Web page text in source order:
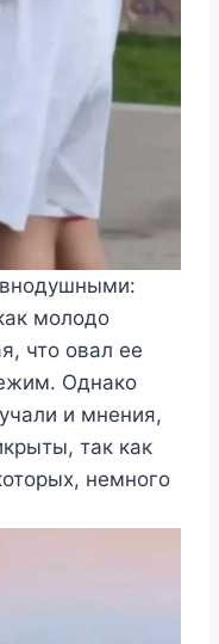
молодо
что овал ее
Однако
и мнения,
так как
немного